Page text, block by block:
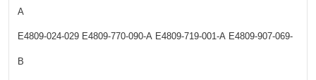
A
E4809-024-029 E4809-770-090-A E4809-719-001-A E4809-907-069-
B